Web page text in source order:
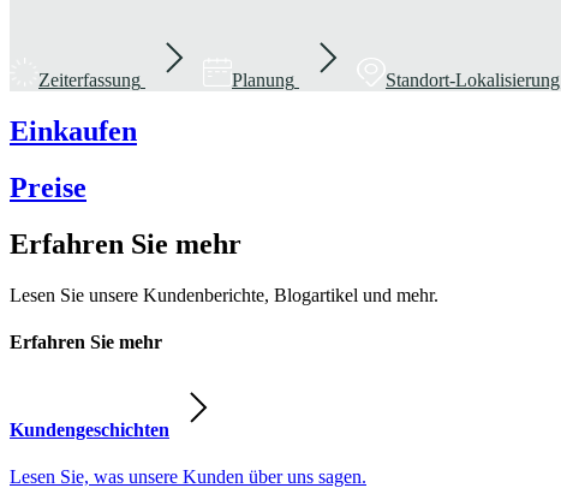
Zeiterfassung Planung Standort-Lokalisierung
Einkaufen
Preise
Erfahren Sie mehr
Lesen Sie unsere Kundenberichte, Blogartikel und mehr.
Erfahren Sie mehr
Kundengeschichten
Lesen Sie, was unsere Kunden über uns sagen.